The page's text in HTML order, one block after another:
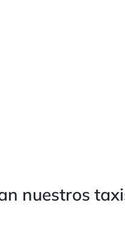
nuestros